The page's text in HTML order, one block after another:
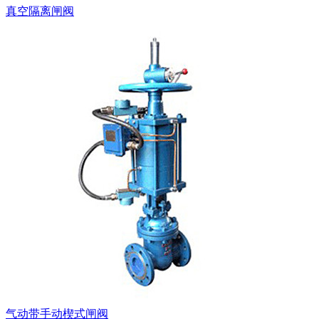
真空隔离闸阀
气动带手动楔式闸阀